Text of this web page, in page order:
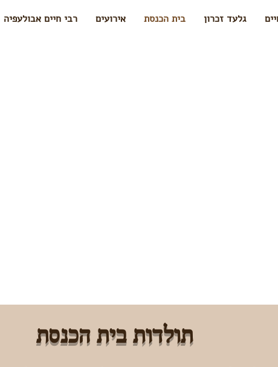
גלעד זכרון בית הכנסת אירועים רבי חיים אבולעפיה
תולדות בית הכנסת